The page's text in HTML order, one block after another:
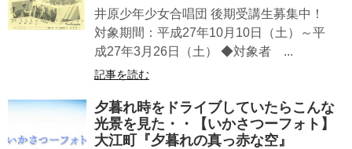
井原少年少女合唱団 後期受講生募集中！
対象期間：平成27年10月10日（土）～平
成27年3月26日（土） ◆対象者 ...
記事を読む
夕暮れ時をドライブしていたらこんな
光景を見た・・【いかさつーフォト】
大江町『夕暮れの真っ赤な空』